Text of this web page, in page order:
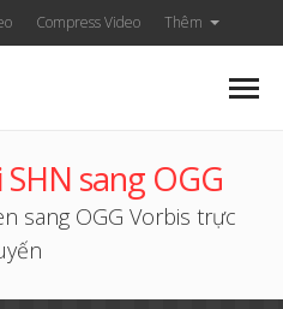
Compress Video Thêm
sang OGG
sang OGG Vorbis trực